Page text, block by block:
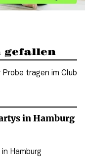
gefallen
in Hamburg